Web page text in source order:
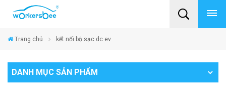
Trang chủ kết nối bộ sạc dc ev
DANH MỤC SẢN PHẨM